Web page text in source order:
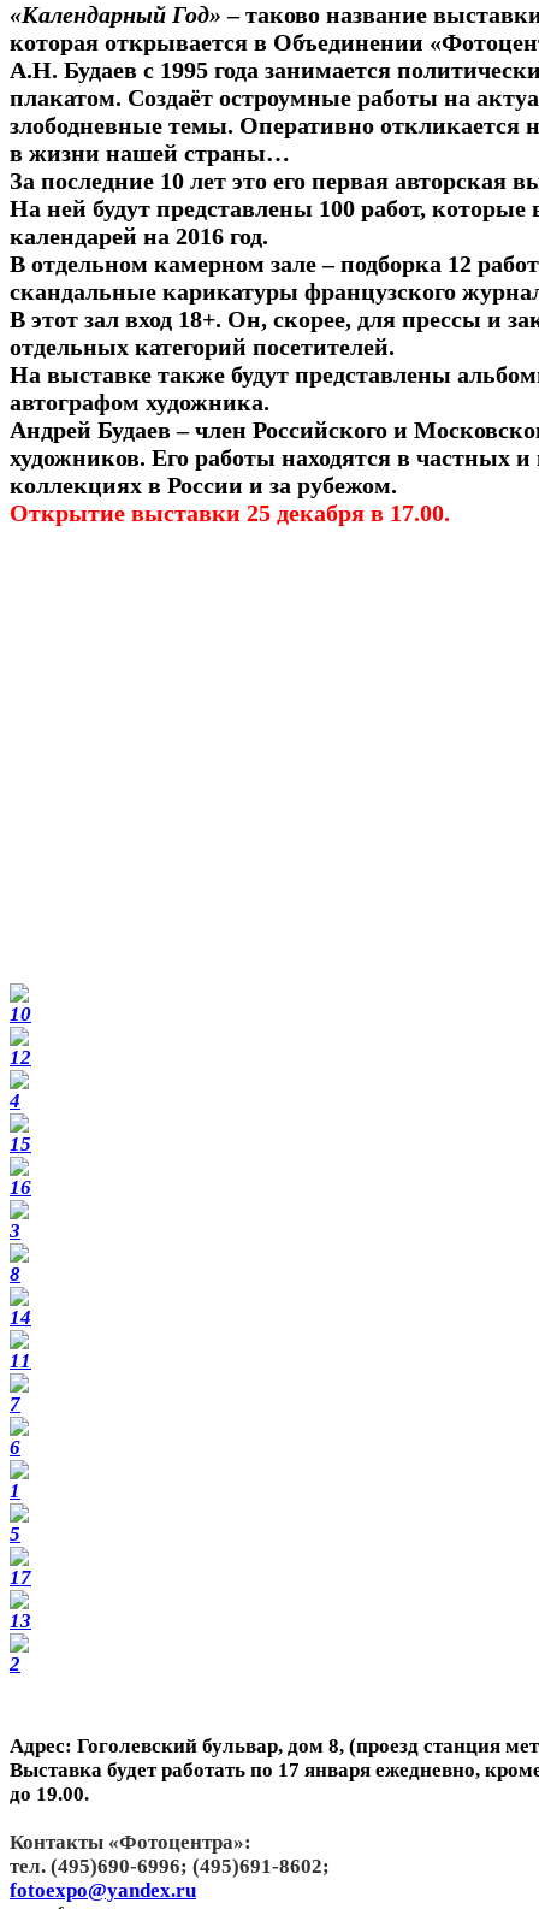
«Календарный Год» – таково название
которая открывается в Объединении
А.Н. Будаев с 1995 года занимается
плакатом. Создаёт остроумные работы на
злободневные темы. Оперативно откликается
в жизни нашей страны…
За последние 10 лет это его первая авторская
На ней будут представлены 100 работ,
календарей на 2016 год.
В отдельном камерном зале – подборка 12
скандальные карикатуры французского
В этот зал вход 18+. Он, скорее, для прессы и
отдельных категорий посетителей.
На выставке также будут представлены
автографом художника.
Андрей Будаев – член Российского и
художников. Его работы находятся в частных
коллекциях в России и за рубежом.
Открытие выставки 25 декабря в 17.00.
Адрес: Гоголевский бульвар, дом 8, (проезд станция
Выставка будет работать по 17 января ежедневно,
до 19.00.
Контакты «Фотоцентра»:
тел. (495)690-6996; (495)691-8602;
fotoexpo@yandex.ru